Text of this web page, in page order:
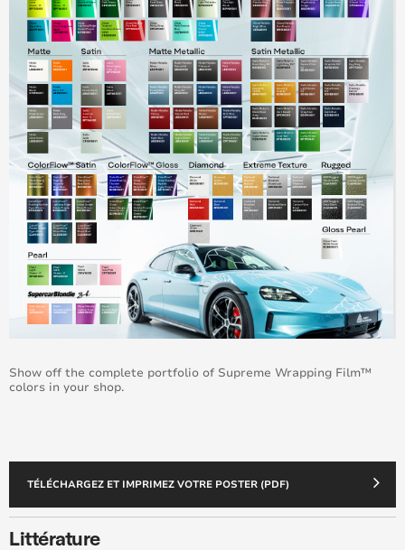
Show off the complete portfolio of Supreme Wrapping Film™
colors in your shop.
TÉLÉCHARGEZ ET IMPRIMEZ VOTRE POSTER (PDF)
Littérature